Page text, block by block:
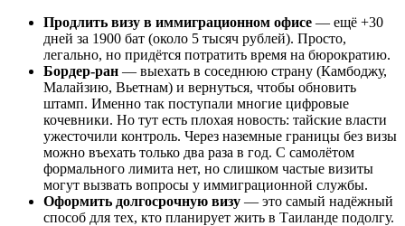
Продлить визу в иммиграционном офисе — ещё +30
дней за 1900 бат (около 5 тысяч рублей). Просто,
легально, но придётся потратить время на бюрократию.
Бордер-ран — выехать в соседнюю страну (Камбоджу,
Малайзию, Вьетнам) и вернуться, чтобы обновить
штамп. Именно так поступали многие цифровые
кочевники. Но тут есть плохая новость: тайские власти
ужесточили контроль. Через наземные границы без визы
можно въехать только два раза в год. С самолётом
формального лимита нет, но слишком частые визиты
могут вызвать вопросы у иммиграционной службы.
Оформить долгосрочную визу — это самый надёжный
способ для тех, кто планирует жить в Таиланде подолгу.